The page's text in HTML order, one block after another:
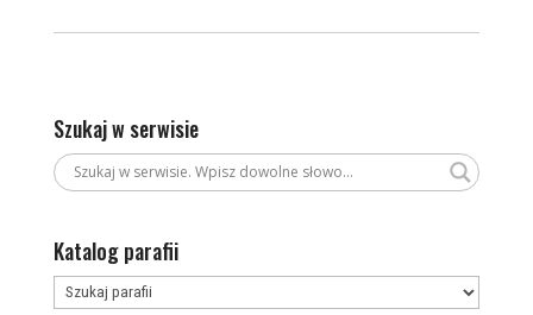
Szukaj w serwisie
Katalog parafii